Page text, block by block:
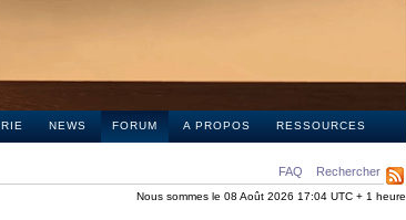
NEWS FORUM A PROPOS RESSOURCES
FAQ Rechercher
Nous sommes le 08 Août 2026 17:04 UTC + 1 heure